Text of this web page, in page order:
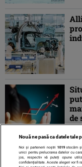
de
Nouă ne pasă ca datele tale
Noi și partenerii noștri 1019stocăm
unici pentru prelucrarea datelor cu
jos, respectiv vă puteți opune
confidențialitate. Aceste alegeri vor fi